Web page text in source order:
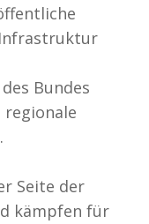
Bundes
Seite der
kämpfen für